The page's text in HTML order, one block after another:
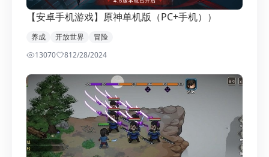
【安卓手机游戏】原神单机版（PC+手机））
养成 开放世界
冒险
13070
812/28/2024